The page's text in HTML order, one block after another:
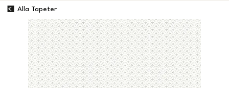
Alla Tapeter